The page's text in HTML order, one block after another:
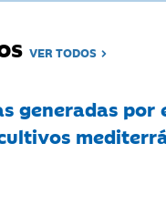
VER TODOS
generadas por